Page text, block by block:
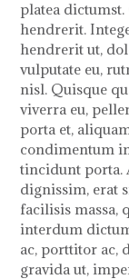
platea
hendrerit.
hendrerit ut,
vulputate eu,
nisl. Quisque
viverra eu,
porta et,
condimentum
tincidunt porta.
dignissim, erat
facilisis massa,
interdum
ac, porttitor ac,
gravida ut,